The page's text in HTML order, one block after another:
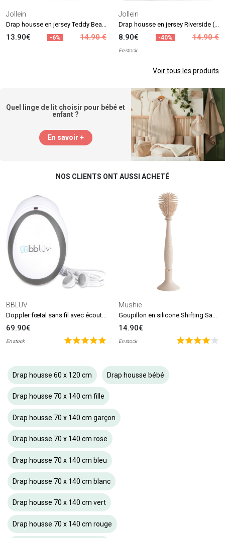
Jollein
13.90€ -6% 14.90 €
Jollein
8.90€ -40% 14.90 €
En stock
Voir tous les produits
Quel linge de lit choisir pour bébé et
enfant ?
En savoir +
NOS CLIENTS ONT AUSSI ACHETÉ
BBLUV
69.90€
En stock
Mushie
14.90€
En stock
Drap housse 60 x 120 cm Drap housse bébé
Drap housse 70 x 140 cm fille
Drap housse 70 x 140 cm garçon
Drap housse 70 x 140 cm rose
Drap housse 70 x 140 cm bleu
Drap housse 70 x 140 cm blanc
Drap housse 70 x 140 cm vert
Drap housse 70 x 140 cm rouge